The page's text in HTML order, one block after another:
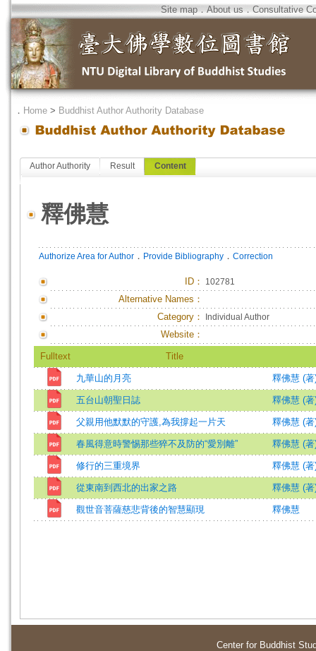
Site map．About us．Consultative
． Home > Buddhist Author Authority Database
Author Authority Result Content
釋佛慧
Authorize Area for Author ． Provide Bibliography ． Correction
ID ： 102781
Alternative Names：
Category：
Individual Author
Website：
Fulltext Title
九華山的月亮 釋佛慧 (著
五台山朝聖日誌 釋佛慧 (著
父親用他默默的守護,為我撐起一片天 釋佛慧 (著
春風得意時警惕那些猝不及防的“愛別離” 釋佛慧 (著
修行的三重境界 釋佛慧 (著
從東南到西北的出家之路 釋佛慧 (著
觀世音菩薩慈悲背後的智慧顯現 釋佛慧
Center for Buddhist